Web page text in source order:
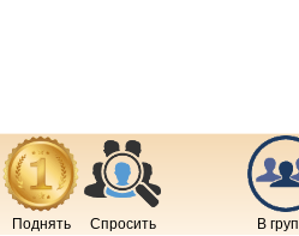
Поднять Спросить В